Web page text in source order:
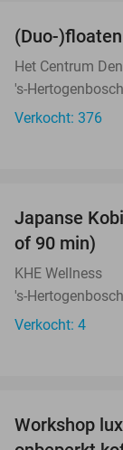
(Duo-
Het Centrum
's-Hertogenbosch
Verkocht: 376
Japanse
of 90 min)
KHE Wellness
's-Hertogenbosch
Verkocht: 4
Workshop